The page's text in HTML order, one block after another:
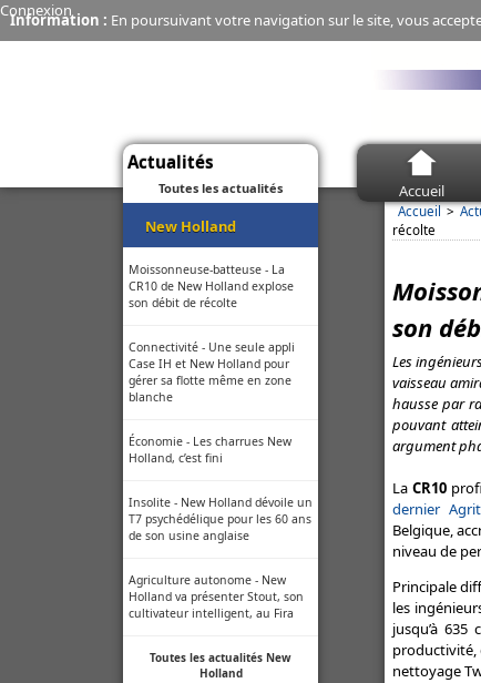
Information : En poursuivant votre navigation sur le site, vous
Connexion
Accueil
Actualités
Toutes les actualités
New Holland
Moissonneuse-batteuse - La
CR10 de New Holland explose
son débit de récolte
Connectivité - Une seule appli
Case IH et New Holland pour
gérer sa flotte même en zone
blanche
Économie - Les charrues New
Holland, c’est fini
Insolite - New Holland dévoile un
T7 psychédélique pour les 60 ans
de son usine anglaise
Agriculture autonome - New
Holland va présenter Stout, son
cultivateur intelligent, au Fira
Toutes les actualités New
Holland
Accueil
récolte
son
Les
vaisseau
hausse par
pouvant
argument
La CR10
dernier
Belgique,
niveau de
Principale
les
jusqu’à
productivité,
nettoyage